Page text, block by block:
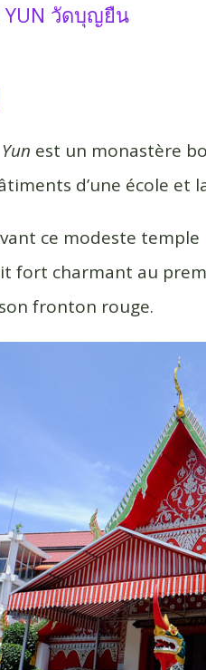
YUN วัดบุญยืน
r
est un monastère
d’une école et
ce modeste temple
fort charmant au
fronton rouge.